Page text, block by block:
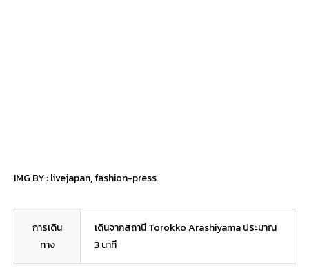
IMG BY :livejapan,fashion-press
การเดิน
ทาง
เดินจากสถานี Torokko Arashiyama ประมาณ
3 นาที